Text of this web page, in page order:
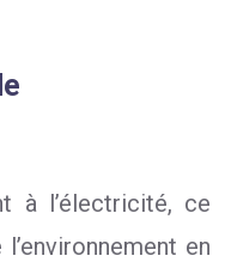
à l’électricité, ce
en